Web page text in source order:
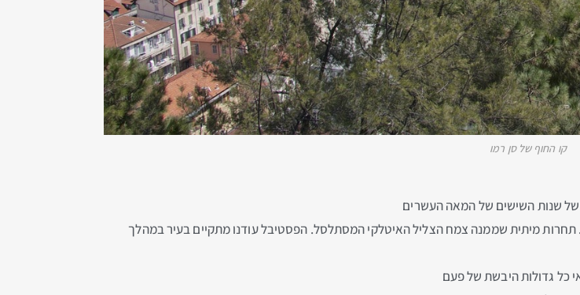
קו החוף של סן רמו
של שנות השישים של המאה העשרים
תחרות מיתית שממנה צמח הצליל האיטלקי המסתלסל. הפסטיבל עודנו מתקיים בעיר במהלך
כל גדולות היבשת של פעם